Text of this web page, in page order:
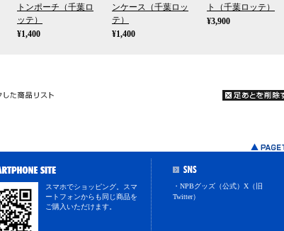
トンポーチ（千葉ロ
ッテ）
¥1,400
ンケース（千葉ロッ
テ）
¥1,400
ト（千葉ロッテ）
¥3,900
スマホでショッピング。スマ
ートフォンからも同じ商品を
ご購入いただけます。
・NPBグッズ（公式）X（旧
Twitter）